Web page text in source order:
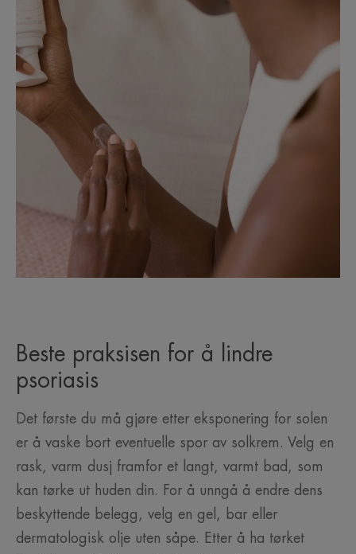
Beste praksisen for å lindre
psoriasis
Det første du må gjøre etter eksponering for solen
er å vaske bort eventuelle spor av solkrem. Velg en
rask, varm dusj framfor et langt, varmt bad, som
kan tørke ut huden din. For å unngå å endre dens
beskyttende belegg, velg en gel, bar eller
dermatologisk olje uten såpe. Etter å ha tørket